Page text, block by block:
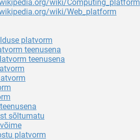
wiki/Computing_platform
wiki/Web_platform
platvorm
teenusena
teenusena
sõltumatu
platvorm